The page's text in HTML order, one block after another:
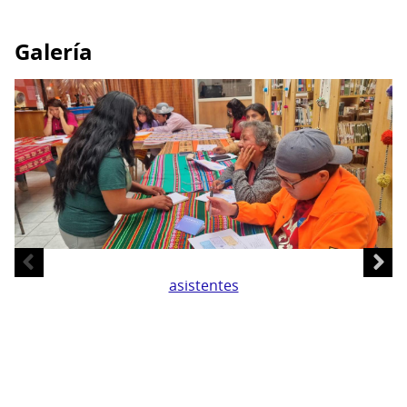
Galería
asistentes
asistentes